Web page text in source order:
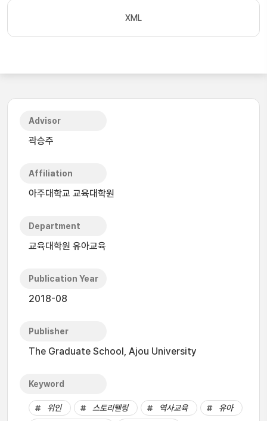
XML
Advisor
곽승주
Affiliation
아주대학교 교육대학원
Department
교육대학원 유아교육
Publication Year
2018-08
Publisher
The Graduate School, Ajou University
Keyword
위인 스토리텔링 역사교육
유아